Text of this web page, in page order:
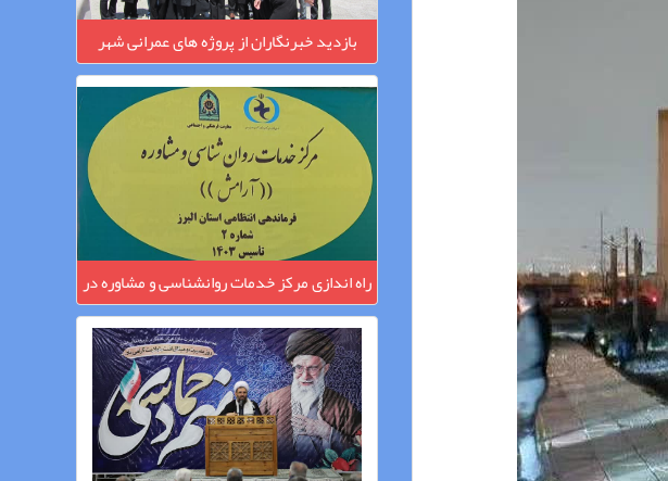
بازدید خبرنگاران از پروژه های عمرانی شهر
مِهستان
راه اندازی مرکز خدمات روانشناسی و مشاوره در
مِهستان